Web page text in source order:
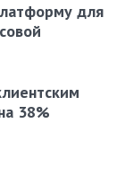
для
38%